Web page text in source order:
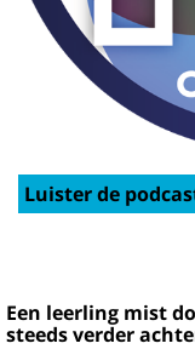
Luister de
Een leerling mist
steeds verder